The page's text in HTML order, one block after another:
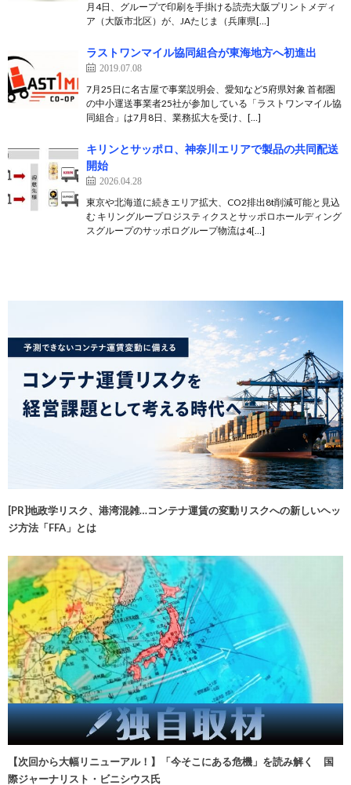
月4日、グループで印刷を手掛ける読売大阪プリントメディ
ア（大阪市北区）が、JAたじま（兵庫県[…]
ラストワンマイル協同組合が東海地方へ初進出
2019.07.08
7月25日に名古屋で事業説明会、愛知など5府県対象 首都圏
の中小運送事業者25社が参加している「ラストワンマイル協
同組合」は7月8日、業務拡大を受け、[…]
キリンとサッポロ、神奈川エリアで製品の共同配送
開始
2026.04.28
東京や北海道に続きエリア拡大、CO2排出8t削減可能と見込
む キリングループロジスティクスとサッポロホールディング
スグループのサッポログループ物流は4[…]
[PR]地政学リスク、港湾混雑…コンテナ運賃の変動リスクへの新しいヘッ
ジ方法「FFA」とは
【次回から大幅リニューアル！】「今そこにある危機」を読み解く 国
際ジャーナリスト・ビニシウス氏